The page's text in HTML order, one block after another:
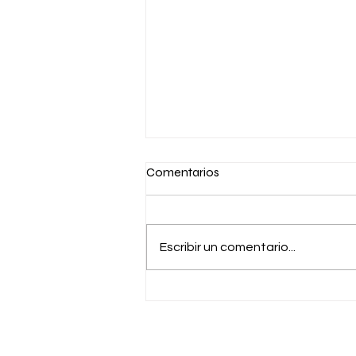
Comentarios
Escribir un comentario...